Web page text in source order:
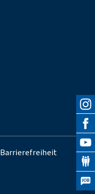
Barrierefreiheit